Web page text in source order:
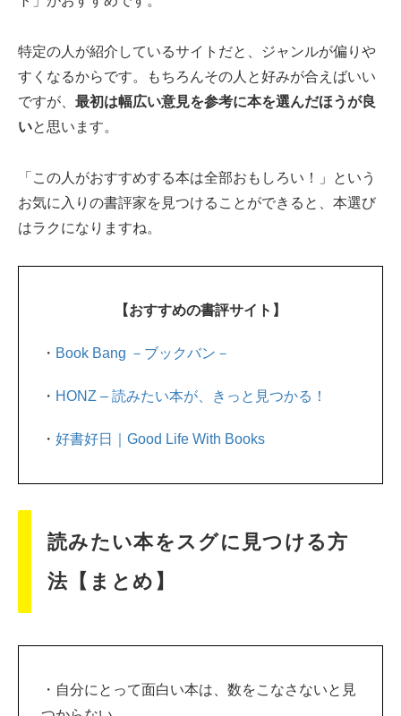
特定の人が紹介しているサイトだと、ジャンルが偏りや
すくなるからです。もちろんその人と好みが合えばいい
ですが、 最初は幅広い意見を参考に本を選んだほうが良
いと思います。
「この人がおすすめする本は全部おもしろい！」という
お気に入りの書評家を見つけることができると、本選び
はラクになりますね。
【おすすめの書評サイト】
・ Book Bang －ブックバン－
・ HONZ – 読みたい本が、きっと見つかる！
・ 好書好日｜Good Life With Books
読みたい本をスグに見つける方
法【まとめ】
・自分にとって面白い本は、数をこなさないと見